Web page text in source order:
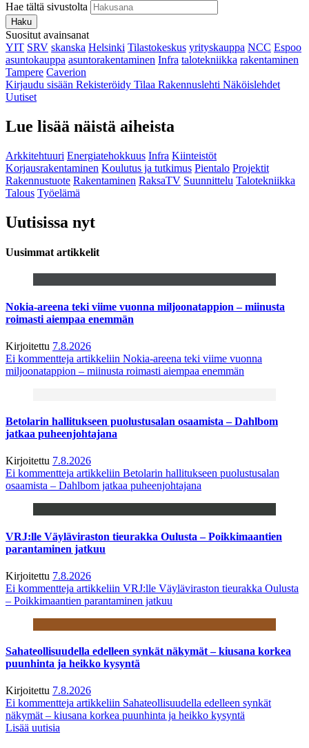
Hae tältä sivustolta
Haku
Suositut avainsanat
YIT SRV skanska Helsinki Tilastokeskus yrityskauppa NCC Espoo
asuntokauppa asuntorakentaminen Infra talotekniikka rakentaminen
Tampere Caverion
Kirjaudu sisään Rekisteröidy Tilaa Rakennuslehti Näköislehdet
Uutiset
Lue lisää näistä aiheista
Arkkitehtuuri Energiatehokkuus Infra Kiinteistöt
Korjausrakentaminen Koulutus ja tutkimus Pientalo Projektit
Rakennustuote Rakentaminen RaksaTV Suunnittelu Talotekniikka
Talous Työelämä
Uutisissa nyt
Uusimmat artikkelit
Nokia-areena teki viime vuonna miljoonatappion – miinusta
roimasti aiempaa enemmän
Kirjoitettu 7.8.2026
Ei kommentteja artikkeliin Nokia-areena teki viime vuonna
miljoonatappion – miinusta roimasti aiempaa enemmän
Betolarin hallitukseen puolustusalan osaamista – Dahlbom
jatkaa puheenjohtajana
Kirjoitettu 7.8.2026
Ei kommentteja artikkeliin Betolarin hallitukseen puolustusalan
osaamista – Dahlbom jatkaa puheenjohtajana
VRJ:lle Väyläviraston tieurakka Oulusta – Poikkimaantien
parantaminen jatkuu
Kirjoitettu 7.8.2026
Ei kommentteja artikkeliin VRJ:lle Väyläviraston tieurakka Oulusta
– Poikkimaantien parantaminen jatkuu
Sahateollisuudella edelleen synkät näkymät – kiusana korkea
puunhinta ja heikko kysyntä
Kirjoitettu 7.8.2026
Ei kommentteja artikkeliin Sahateollisuudella edelleen synkät
näkymät – kiusana korkea puunhinta ja heikko kysyntä
Lisää uutisia